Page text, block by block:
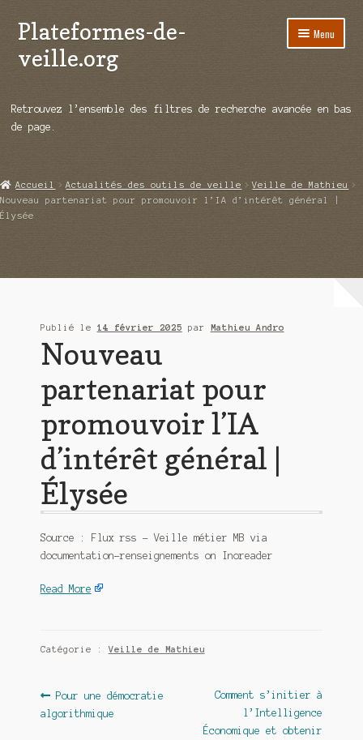
Aller
à
la
Aller
au
contenu
Plateformes-de-
veille.org
Menu
Répertoire d’ouitils
Démos vidéos
Ouvrir
Qui sommes-nous ?
Retrouvez l’ensemble des filtres de recherche avancée en bas
de page.
Accueil Actualités des outils de veille
Veille de Mathieu
Nouveau partenariat pour promouvoir l’IA d’intérêt général |
Élysée
Publié le 14 février 2025 par Mathieu Andro
Nouveau
partenariat pour
promouvoir l’IA
d’intérêt général |
Élysée
Source : Flux rss – Veille métier MB via
documentation-renseignements on Inoreader
Read More
Catégorie :Veille de Mathieu
Navigation
de
Article
précédent :
Pour une démocratie
algorithmique
Article
suivant :
Comment s’initier à
l’Intelligence
Économique et obtenir